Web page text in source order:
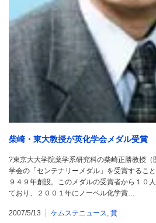
柴崎・東大教授が英化学会メダル受賞
?東京大大学院薬学系研究科の柴崎正勝教授
学会の「センテナリーメダル」を受賞するこ
９４９年創設。このメダルの受賞者から１０
ており、２００１年にノーベル化学賞…
2007/5/13 ケムステニュース 賞